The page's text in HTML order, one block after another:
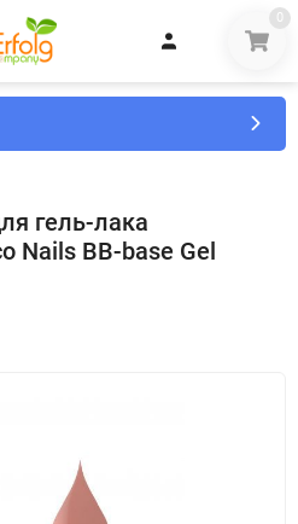
0
гель-лака
Nails BB-base Gel